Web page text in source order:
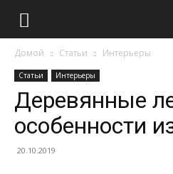
Домой Статьи Интерьеры
Статьи Интерьеры
Деревянные
особенности
20.10.2019